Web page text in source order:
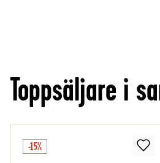
Toppsäljare i
-15%